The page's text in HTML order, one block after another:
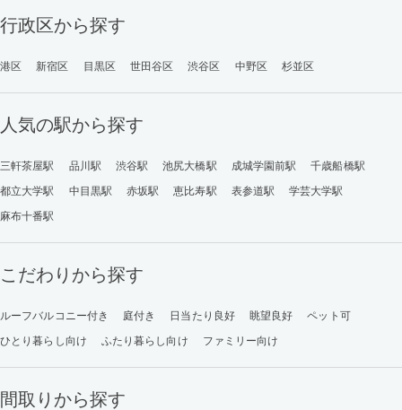
行政区から探す
港区 新宿区 目黒区 世田谷区 渋谷区 中野区 杉並区
人気の駅から探す
三軒茶屋駅 品川駅 渋谷駅 池尻大橋駅 成城学園前駅
千歳船橋駅
都立大学駅
中目黒駅 赤坂駅 恵比寿駅 表参道駅
学芸大学駅
麻布十番駅
こだわりから探す
ルーフバルコニー付き 庭付き 日当たり良好 眺望良好
ペット可
ひとり暮らし向け
ふたり暮らし向け ファミリー向け
間取りから探す